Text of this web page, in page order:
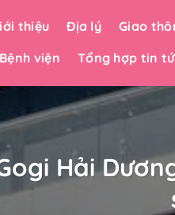
thiệu Địa lý Giao
Bệnh viện
Tổng hợp tin
Hải